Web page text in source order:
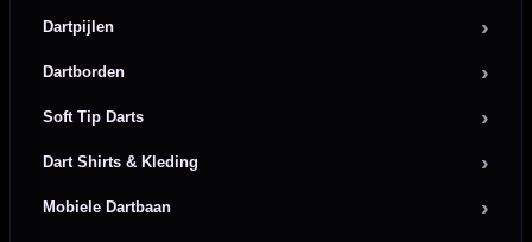
Dartpijlen
Dartborden
Soft Tip Darts
Dart Shirts & Kleding
Mobiele Dartbaan